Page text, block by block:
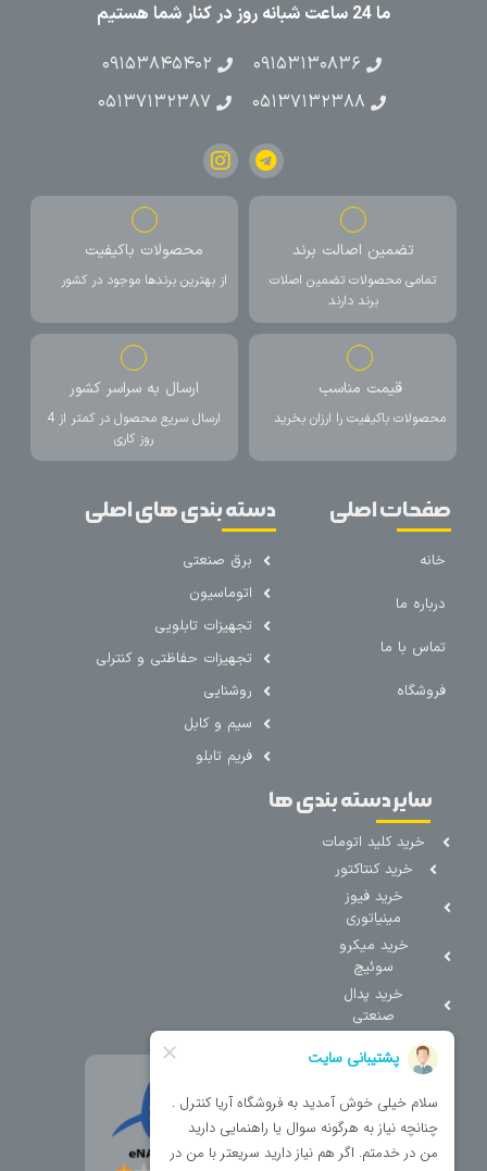
ما 24 ساعت شبانه روز در کنار شما هستیم
۰۹۱۵۳۱۳۰۸۳۶
۰۹۱۵۳۸۴۵۴۰۲
۰۵۱۳۷۱۳۲۳۸۸
۰۵۱۳۷۱۳۲۳۸۷
تضمین اصالت برند
تمامی محصولات تضمین اصلات
برند دارند
محصولات باکیفیت
از بهترین برندها موجود در کشور
قیمت مناسب
محصولات باکیفیت را ارزان بخرید
ارسال به سراسر کشور
ارسال سریع محصول در کمتر از 4
روز کاری
صفحات اصلی
خانه
درباره ما
تماس با ما
فروشگاه
دسته بندی های اصلی
برق صنعتی
اتوماسیون
تجهیزات تابلویی
تجهیزات حفاظتی و کنترلی
روشنایی
سیم و کابل
فریم تابلو
سایر دسته بندی ها
خرید کلید اتومات
خرید کنتاکتور
خرید فیوز
مینیاتوری
خرید میکرو
سوئیچ
خرید پدال
صنعتی